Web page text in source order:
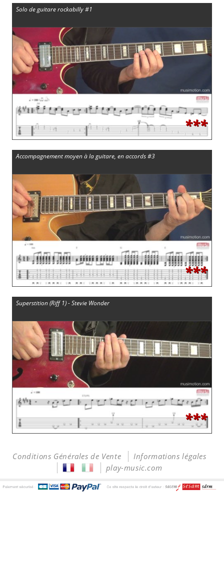
Solo de guitare rockabilly #1
***
Accompagnement moyen à la guitare, en accords #3
***
Superstition (Riff 1) - Stevie Wonder
***
Conditions Générales de Vente
Informations légales
play-music.com